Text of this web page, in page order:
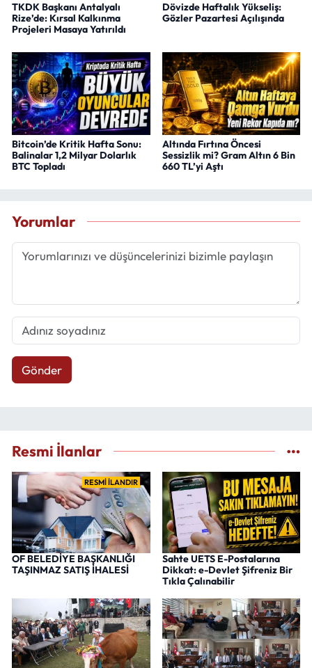
TKDK Başkanı Antalyalı
Rize’de: Kırsal Kalkınma
Projeleri Masaya Yatırıldı
Dövizde Haftalık Yükseliş:
Gözler Pazartesi Açılışında
Bitcoin’de Kritik Hafta Sonu:
Balinalar 1,2 Milyar Dolarlık
BTC Topladı
Altında Fırtına Öncesi
Sessizlik mi? Gram Altın 6 Bin
660 TL’yi Aştı
Yorumlar
Gönder
Resmi İlanlar
RESMİ İLANDIR
OF BELEDİYE BAŞKANLIĞI
TAŞINMAZ SATIŞ İHALESİ
Sahte UETS E-Postalarına
Dikkat: e-Devlet Şifreniz Bir
Tıkla Çalınabilir